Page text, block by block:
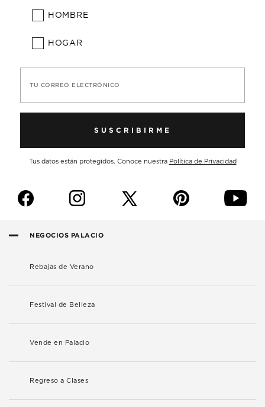
HOMBRE
HOGAR
TU CORREO ELECTRÓNICO
SUSCRIBIRME
Tus datos están protegidos. Conoce nuestra Política de Privacidad
f i p y
NEGOCIOS PALACIO
Rebajas de Verano
Festival de Belleza
Vende en Palacio
Regreso a Clases